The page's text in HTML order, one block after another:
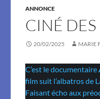
ANNONCE
CINÉ
20/02/2025 MARIE
C’est le documentaire
film suit l’albatros de
Faisant écho aux